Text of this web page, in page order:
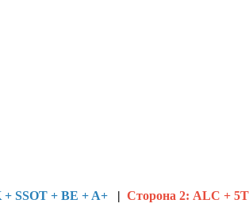
SSOT + BE + A+| Сторона 2: ALC +